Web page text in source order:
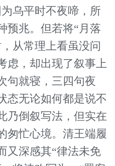
乌平时不夜啼，所
预兆。但若将“月落
从常理上看虽没问
虑，却出现了叙事上
句就寝，三四句夜
态无论如何都是说不
乃倒叙写法，但实在
匆忙心境。清王端履
又深感其“律法未免